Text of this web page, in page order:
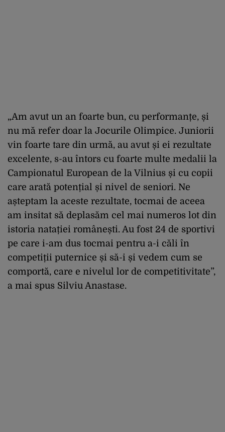
„Am avut un an foarte bun, cu performanțe, și
nu mă refer doar la Jocurile Olimpice. Juniorii
vin foarte tare din urmă, au avut și ei rezultate
excelente, s-au întors cu foarte multe medalii la
Campionatul European de la Vilnius și cu copii
care arată potențial și nivel de seniori. Ne
așteptam la aceste rezultate, tocmai de aceea
am insitat să deplasăm cel mai numeros lot din
istoria natației românești. Au fost 24 de sportivi
pe care i-am dus tocmai pentru a-i căli în
competiții puternice și să-i și vedem cum se
comportă, care e nivelul lor de competitivitate”,
a mai spus Silviu Anastase.